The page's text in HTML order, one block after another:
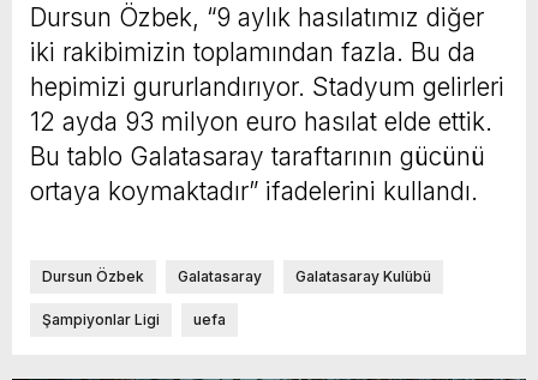
Dursun Özbek, “9 aylık hasılatımız diğer
iki rakibimizin toplamından fazla. Bu da
hepimizi gururlandırıyor. Stadyum gelirleri
12 ayda 93 milyon euro hasılat elde ettik.
Bu tablo Galatasaray taraftarının gücünü
ortaya koymaktadır” ifadelerini kullandı.
Dursun Özbek Galatasaray Galatasaray Kulübü
Şampiyonlar Ligi uefa